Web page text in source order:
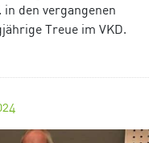
den vergangenen
Treue im VKD.